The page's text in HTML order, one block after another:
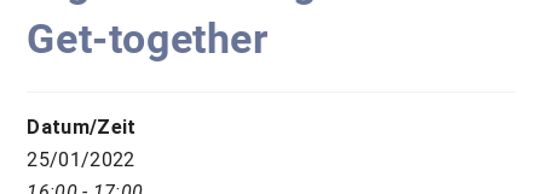
Get-together
Datum/Zeit
25/01/2022